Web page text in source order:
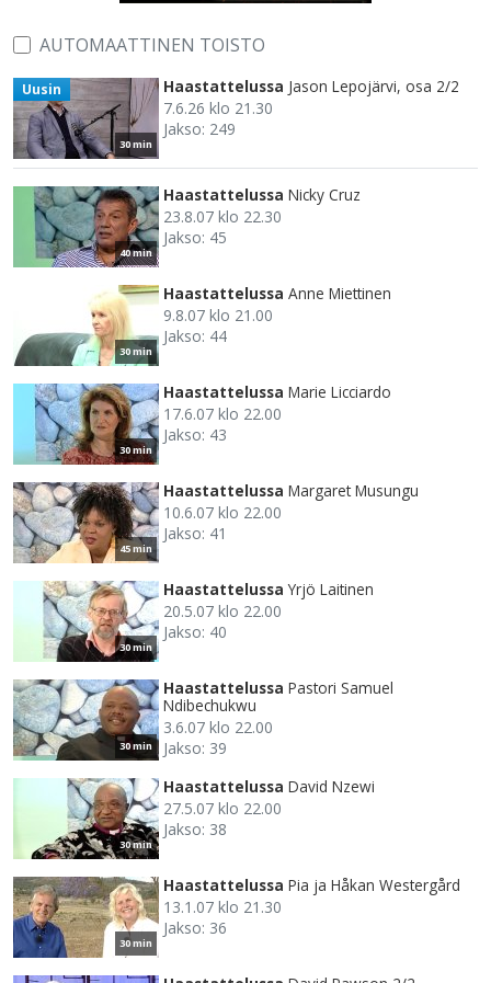
AUTOMAATTINEN TOISTO
30 min
Uusin Haastattelussa Jason Lepojärvi, osa 2/2
7.6.26 klo 21.30
Jakso: 249
40 min
Haastattelussa Nicky Cruz
23.8.07 klo 22.30
Jakso: 45
30 min
Haastattelussa Anne Miettinen
9.8.07 klo 21.00
Jakso: 44
30 min
Haastattelussa Marie Licciardo
17.6.07 klo 22.00
Jakso: 43
45 min
Haastattelussa Margaret Musungu
10.6.07 klo 22.00
Jakso: 41
30 min
Haastattelussa Yrjö Laitinen
20.5.07 klo 22.00
Jakso: 40
30 min
Haastattelussa Pastori Samuel
Ndibechukwu
3.6.07 klo 22.00
Jakso: 39
30 min
Haastattelussa David Nzewi
27.5.07 klo 22.00
Jakso: 38
30 min
Haastattelussa Pia ja Håkan Westergård
13.1.07 klo 21.30
Jakso: 36